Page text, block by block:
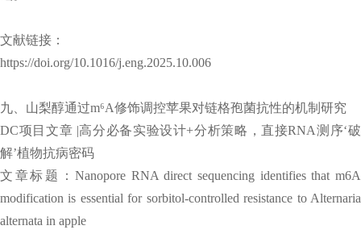
文献链接：
https://doi.org/10.1016/j.eng.2025.10.006
九、山梨醇通过m⁶A修饰调控苹果对链格孢菌抗性的机制研究
DC项目文章 |高分必备实验设计+分析策略，直接RNA测序‘破
解’植物抗病密码
文章标题：Nanopore RNA direct sequencing identifies that m6A
modification is essential for sorbitol-controlled resistance to Alternaria
alternata in apple